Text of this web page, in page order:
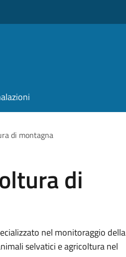
di montagna
di
nel monitoraggio della
selvatici e agricoltura nel